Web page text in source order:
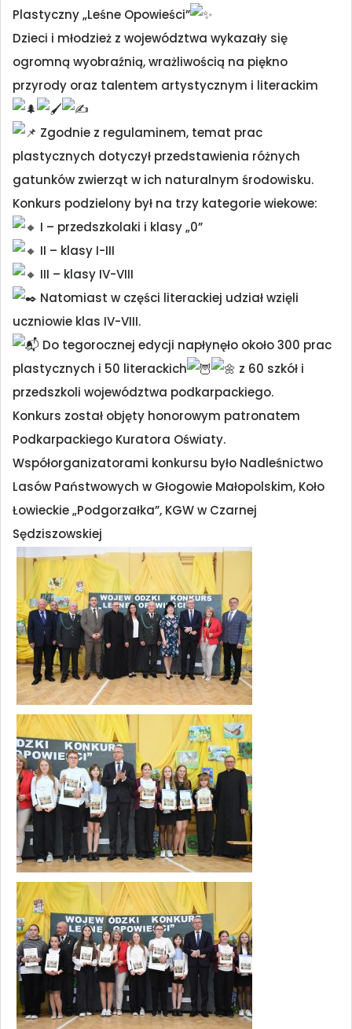
Plastyczny „Leśne Opowieści”
Dzieci i młodzież z województwa wykazały się
ogromną wyobraźnią, wrażliwością na piękno
przyrody oraz talentem artystycznym i literackim
Zgodnie z regulaminem, temat prac
plastycznych dotyczył przedstawienia różnych
gatunków zwierząt w ich naturalnym środowisku.
Konkurs podzielony był na trzy kategorie wiekowe:
I – przedszkolaki i klasy „0”
II – klasy I-III
III – klasy IV-VIII
Natomiast w części literackiej udział wzięli
uczniowie klas IV-VIII.
Do tegorocznej edycji napłynęło około 300 prac
plastycznych i 50 literackich
z 60 szkół i
przedszkoli województwa podkarpackiego.
Konkurs został objęty honorowym patronatem
Podkarpackiego Kuratora Oświaty.
Współorganizatorami konkursu było Nadleśnictwo
Lasów Państwowych w Głogowie Małopolskim, Koło
Łowieckie „Podgorzałka”, KGW w Czarnej
Sędziszowskiej